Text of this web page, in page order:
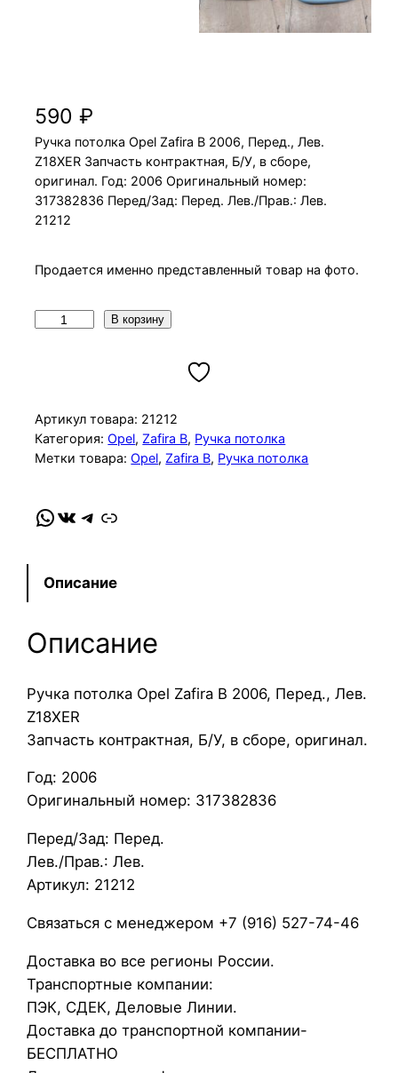
590₽
Ручка потолка Opel Zafira B 2006, Перед., Лев.
Z18XER Запчасть контрактная, Б/У, в сборе,
оригинал. Год: 2006 Оригинальный номер:
317382836 Перед/Зад: Перед. Лев./Прав.: Лев.
21212
Продается именно представленный товар на фото.
ч
е
с
в
о
р
Р
у
ч
а
п
о
т
л
к
O
p
e
l
Z
В корзину
Артикул товара: 21212
Категория:Opel, Zafira B, Ручка потолка
Метки товара:Opel, Zafira B, Ручка потолка
WhatsApp VK Telegram Link
Описание
Описание
Ручка потолка Opel Zafira B 2006, Перед., Лев.
Z18XER
Запчасть контрактная, Б/У, в сборе, оригинал.
Год: 2006
Оригинальный номер: 317382836
Перед/Зад: Перед.
Лев./Прав.: Лев.
Артикул: 21212
Связаться с менеджером +7 (916) 527-74-46
Доставка во все регионы России.
Транспортные компании:
ПЭК, СДЕК, Деловые Линии.
Доставка до транспортной компании-
БЕСПЛАТНО